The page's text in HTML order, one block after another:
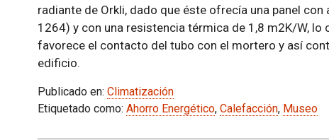
radiante de Orkli, dado que éste ofrecía una panel
1264) y con una resistencia térmica de 1,8 m2K/W, lo
favorece el contacto del tubo con el mortero y así
edificio.
Publicado en: Climatización
Etiquetado como: Ahorro Energético, Calefacción, Museo